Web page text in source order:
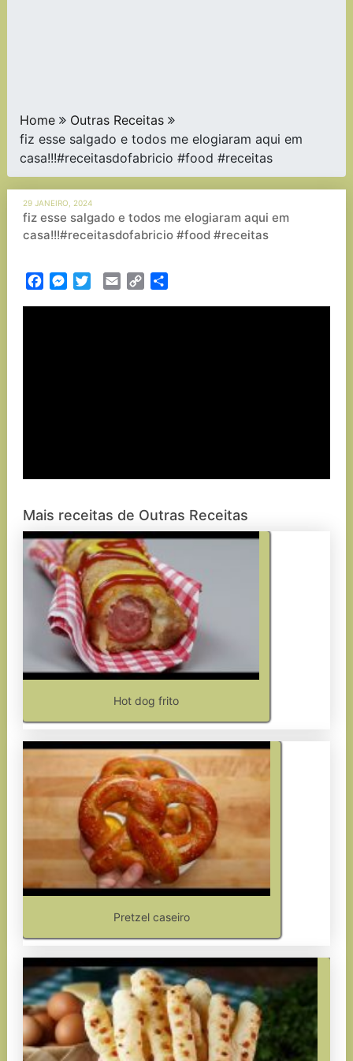
Home
Outras Receitas
fiz esse salgado e todos me elogiaram aqui em
casa!!!#receitasdofabricio #food #receitas
29 JANEIRO, 2024
fiz esse salgado e todos me elogiaram aqui em
casa!!!#receitasdofabricio #food #receitas
FacebookMessenger
TwitterEmail Copy
Mais receitas de Outras Receitas
Hot dog frito
Pretzel caseiro